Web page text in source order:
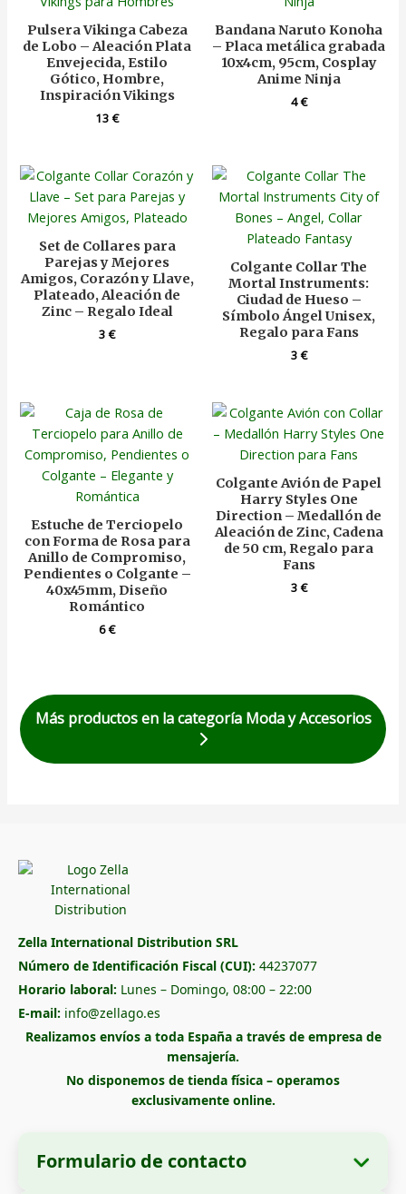
Pulsera Vikinga Cabeza
de Lobo – Aleación Plata
Envejecida, Estilo
Gótico, Hombre,
Inspiración Vikings
13€
Bandana Naruto Konoha
– Placa metálica grabada
10x4cm, 95cm, Cosplay
Anime Ninja
4€
Set de Collares para
Parejas y Mejores
Amigos, Corazón y Llave,
Plateado, Aleación de
Zinc – Regalo Ideal
3€
Colgante Collar The
Mortal Instruments:
Ciudad de Hueso –
Símbolo Ángel Unisex,
Regalo para Fans
3€
Estuche de Terciopelo
con Forma de Rosa para
Anillo de Compromiso,
Pendientes o Colgante –
40x45mm, Diseño
Romántico
6€
Colgante Avión de Papel
Harry Styles One
Direction – Medallón de
Aleación de Zinc, Cadena
de 50 cm, Regalo para
Fans
3€
Más productos en la categoría Moda y Accesorios
Zella International Distribution SRL
Número de Identificación Fiscal (CUI): 44237077
Horario laboral: Lunes – Domingo, 08:00 – 22:00
E-mail: info@zellago.es
Realizamos envíos a toda España a través de empresa de
mensajería.
No disponemos de tienda física – operamos
exclusivamente online.
Formulario de contacto